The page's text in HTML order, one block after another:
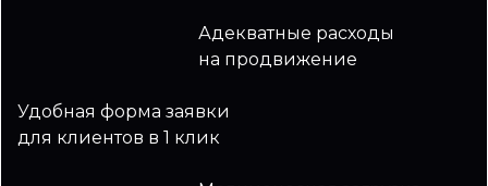
Адекватные расходы
на продвижение
Удобная форма заявки
для клиентов в 1 клик